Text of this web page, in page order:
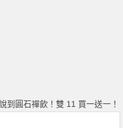
到圓石禪飲！雙 11 買一送一！